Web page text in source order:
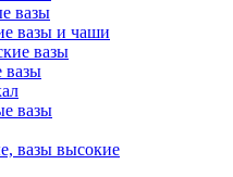
вазы
вазы и чаши
вазы
вазы
вазы
вазы высокие